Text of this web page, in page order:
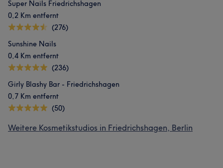
Super Nails Friedrichshagen
0,2 Km entfernt
(276)
Sunshine Nails
0,4 Km entfernt
(236)
Girly Blashy Bar - Friedrichshagen
0,7 Km entfernt
(50)
Weitere Kosmetikstudios in Friedrichshagen, Berlin